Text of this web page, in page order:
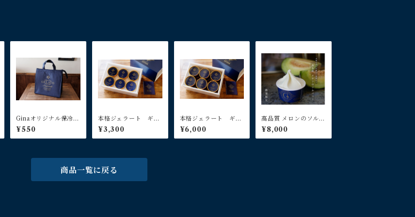
Ginaオリジナル保冷バ
ッグ
¥550
本格ジェラート ギフ
トパック ６個入り
¥3,300
本格ジェラート ギフ
トパック 12個入り
¥6,000
高品質 メロンのソルベ
ット 12個入り
¥8,000
商品一覧に戻る